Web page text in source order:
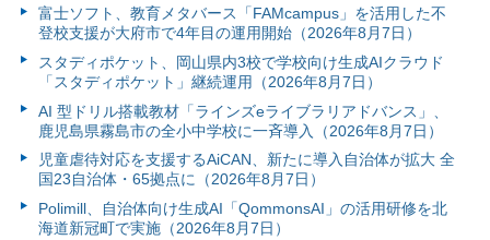
富⼠ソフト、教育メタバース「FAMcampus」を活用した不
登校支援が大府市で4年目の運用開始（2026年8月7日）
スタディポケット、岡山県内3校で学校向け生成AIクラウド
「スタディポケット」継続運用（2026年8月7日）
AI 型ドリル搭載教材「ラインズeライブラリアドバンス」、
鹿児島県霧島市の全小中学校に一斉導入（2026年8月7日）
児童虐待対応を支援するAiCAN、新たに導入自治体が拡大 全
国23自治体・65拠点に（2026年8月7日）
Polimill、自治体向け生成AI「QommonsAI」の活用研修を北
海道新冠町で実施（2026年8月7日）